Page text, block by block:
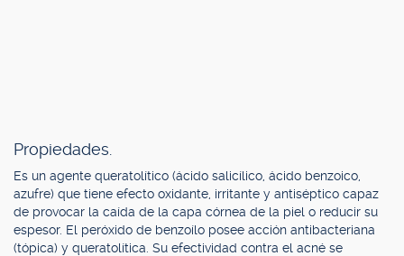
Propiedades.
Es un agente queratolítico (ácido salicílico, ácido benzoico,
azufre) que tiene efecto oxidante, irritante y antiséptico capaz
de provocar la caída de la capa córnea de la piel o reducir su
espesor. El peróxido de benzoílo posee acción antibacteriana
(tópica) y queratolítica. Su efectividad contra el acné se